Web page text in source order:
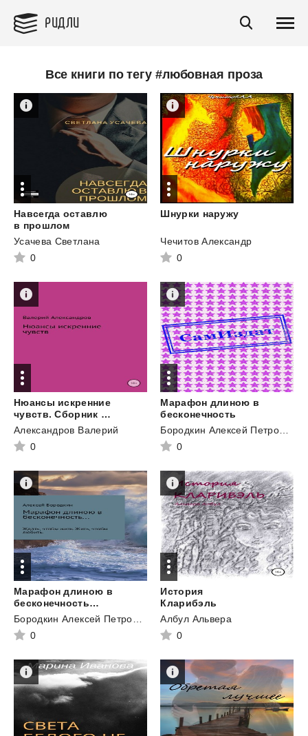
РИДЛИ
Все книги по тегу #любовная проза
Навсегда оставлю
в прошлом
Усачева Светлана
0
Шнурки наружу
Чечитов Александр
0
Нюансы искренние
чувств. Сборник стихотворений
Александров Валерий
0
Марафон длиною в
бесконечность
0
Марафон длиною в
бесконечность…
0
История
Кларибэль
Албул Альвера
0